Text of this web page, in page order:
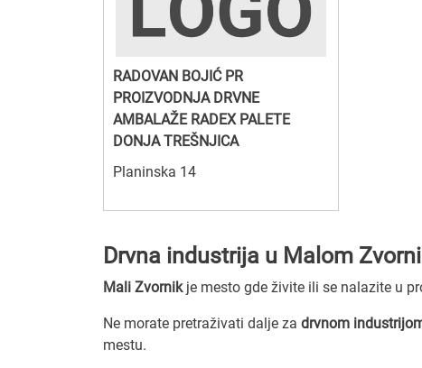
RADOVAN BOJIĆ PR
PROIZVODNJA DRVNE
AMBALAŽE RADEX PALETE
DONJA TREŠNJICA
Planinska 14
Drvna industrija u Malom
Mali Zvornikje mesto gde živite ili se nalazite u
Ne morate pretraživati dalje za drvnom
mestu.